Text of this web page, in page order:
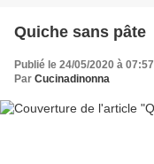
Quiche sans pâte
Publié le 24/05/2020 à 07:57
Par Cucinadinonna